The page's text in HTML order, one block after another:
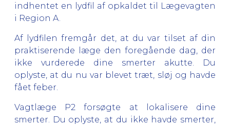
indhentet en lydfil af opkaldet til Lægevagten
i Region A.
Af lydfilen fremgår det, at du var tilset af din
praktiserende læge den foregående dag, der
ikke vurderede dine smerter akutte. Du
oplyste, at du nu var blevet træt, sløj og havde
fået feber.
Vagtlæge P2 forsøgte at lokalisere dine
smerter. Du oplyste, at du ikke havde smerter,